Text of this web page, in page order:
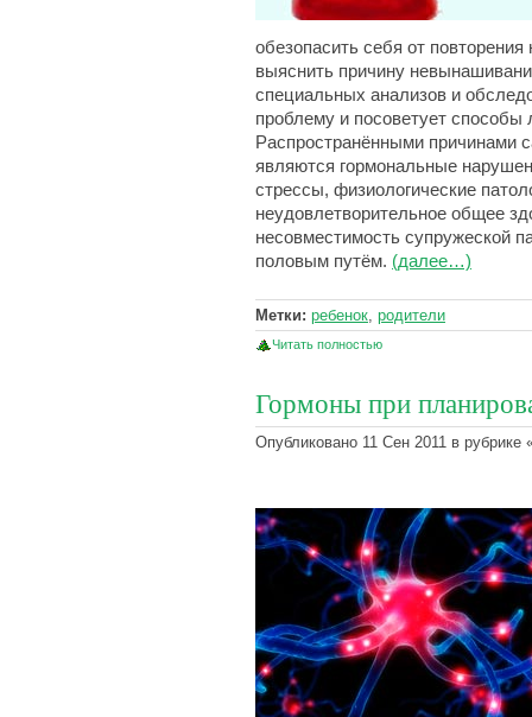
обезопасить себя от
выяснить причину
специальных анализов и
проблему и посоветует способы
Распространёнными причинами
являются гормональные
стрессы, физиологические
неудовлетворительное общее
несовместимость супружеской
половым путём. (далее…)
Метки: ребенок, родители
Читать полностью
Гормоны при
Опубликовано 11 Сен 2011 в рубрике